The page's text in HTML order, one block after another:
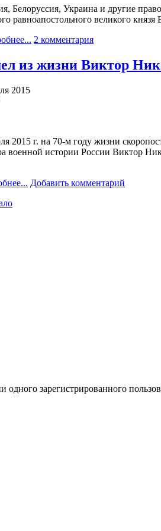
Белоруссия, Украина и другие
равноапостольного великого
2 комментария
из жизни Виктор
2015
2015 г. на 70-м году жизни
военной истории России Виктор
Добавить комментарий
одного зарегистрированного